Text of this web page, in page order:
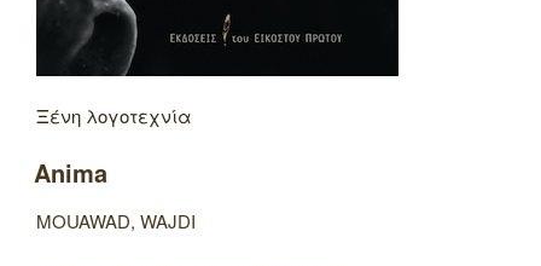
Ξένη λογοτεχνία
Anima
MOUAWAD, WAJDI